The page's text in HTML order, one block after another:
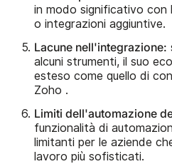
in modo significativo con
o integrazioni aggiuntive.
Lacune nell'integrazione:
alcuni strumenti, il suo
esteso come quello di
Zoho .
Limiti dell'automazione
funzionalità di
limitanti per le aziende
lavoro più sofisticati.